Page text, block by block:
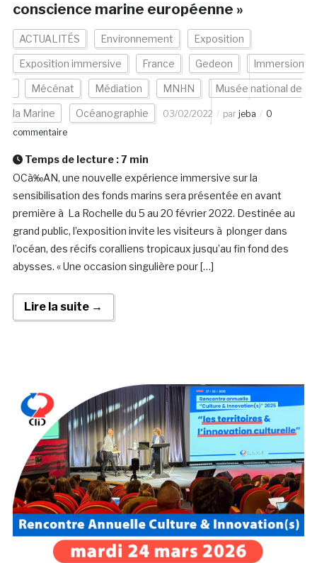
conscience marine européenne »
ACTUALITÉS Environnement Exposition
Exposition immersive France Gedeon Immersion
Mécénat Médiation MNHN Musée national de
la Marine Océanographie 03/02/2022 par jeba
0
commentaire
Temps de lecture :7 min
OCà‰AN, une nouvelle expérience immersive sur la
sensibilisation des fonds marins sera présentée en avant
première à La Rochelle du 5 au 20 février 2022. Destinée au
grand public, l’exposition invite les visiteurs à plonger dans
l’océan, des récifs coralliens tropicaux jusqu’au fin fond des
abysses. « Une occasion singulière pour […]
Lire la suite →